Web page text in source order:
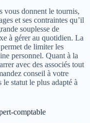
vous donnent le tournis,
et ses contraintes qu’il
souplesse de
à gérer au quotidien. La
de limiter les
personnel. Quant à la
avec des associés tout
conseil à votre
statut le plus adapté à
comptable